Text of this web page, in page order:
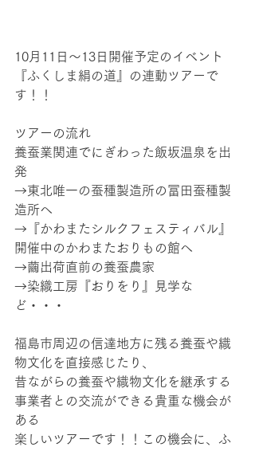
10月11日～13日開催予定のイベント
『ふくしま絹の道』の連動ツアーで
す！！
ツアーの流れ
養蚕業関連でにぎわった飯坂温泉を出
発
→東北唯一の蚕種製造所の冨田蚕種製
造所へ
→『かわまたシルクフェスティバル』
開催中のかわまたおりもの館へ
→繭出荷直前の養蚕農家
→染織工房『おりをり』見学な
ど・・・
福島市周辺の信達地方に残る養蚕や織
物文化を直接感じたり、
昔ながらの養蚕や織物文化を継承する
事業者との交流ができる貴重な機会が
ある
楽しいツアーです！！この機会に、ふ